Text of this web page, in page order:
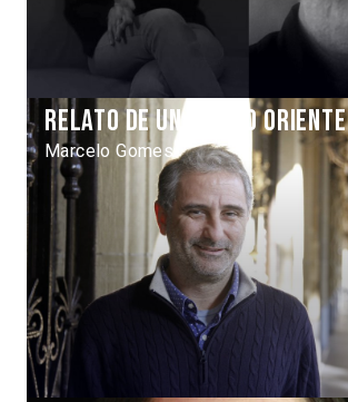
Relato de un cierto oriente
Marcelo Gomes